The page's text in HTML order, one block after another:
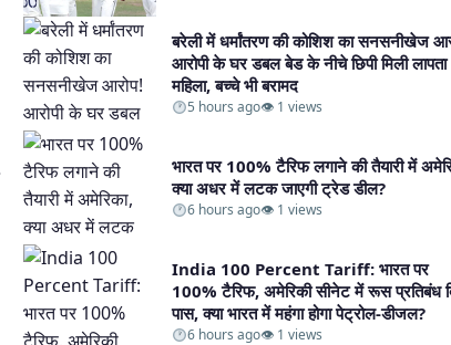
बरेली में धर्मांतरण की कोशिश का सनसनीखेज
आरोपी के घर डबल बेड के नीचे छिपी मिली लापता
महिला, बच्चे भी बरामद​
5 hours ago👁 1 views
भारत पर 100% टैरिफ लगाने की तैयारी में
क्या अधर में लटक जाएगी ट्रेड डील?​
6 hours ago👁 1 views
India 100 Percent Tariff: भारत पर
100% टैरिफ, अमेरिकी सीनेट में रूस प्रतिबंध
पास, क्या भारत में महंगा होगा पेट्रोल-डीजल?​
6 hours ago👁 1 views